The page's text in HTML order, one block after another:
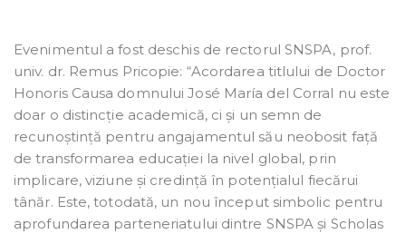
Evenimentul a fost deschis de rectorul SNSPA, prof.
univ. dr. Remus Pricopie: “Acordarea titlului de Doctor
Honoris Causa domnului José María del Corral nu este
doar o distincție academică, ci și un semn de
recunoștință pentru angajamentul său neobosit față
de transformarea educației la nivel global, prin
implicare, viziune și credință în potențialul fiecărui
tânăr. Este, totodată, un nou început simbolic pentru
aprofundarea parteneriatului dintre SNSPA și Scholas